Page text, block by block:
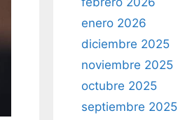
enero 2026
diciembre 2025
noviembre 2025
octubre 2025
septiembre 2025